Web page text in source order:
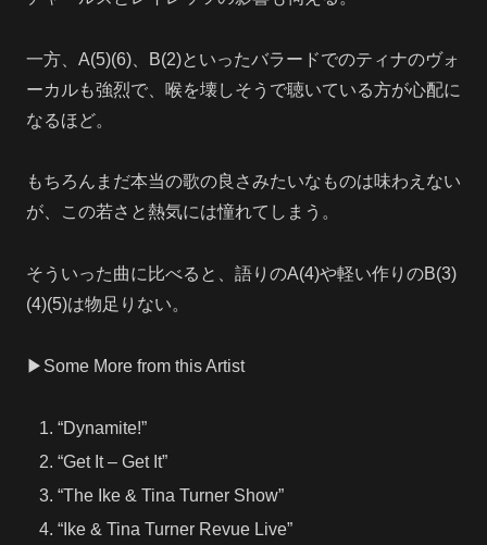
一方、A(5)(6)、B(2)といったバラードでのティナのヴォ
ーカルも強烈で、喉を壊しそうで聴いている方が心配に
なるほど。
もちろんまだ本当の歌の良さみたいなものは味わえない
が、この若さと熱気には憧れてしまう。
そういった曲に比べると、語りのA(4)や軽い作りのB(3)
(4)(5)は物足りない。
▶Some More from this Artist
“Dynamite!”
“Get It – Get It”
“The Ike & Tina Turner Show”
“Ike & Tina Turner Revue Live”